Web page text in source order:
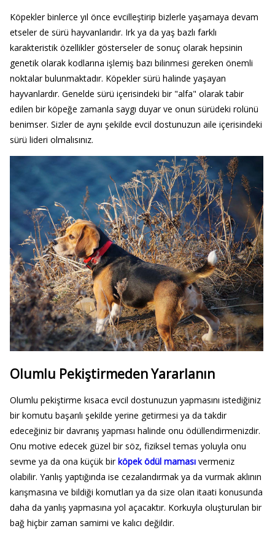
Köpekler binlerce yıl önce evcilleştirip bizlerle yaşamaya devam
etseler de sürü hayvanlarıdır. Irk ya da yaş bazlı farklı
karakteristik özellikler gösterseler de sonuç olarak hepsinin
genetik olarak kodlarına işlemiş bazı bilinmesi gereken önemli
noktalar bulunmaktadır. Köpekler sürü halinde yaşayan
hayvanlardır. Genelde sürü içerisindeki bir "alfa" olarak tabir
edilen bir köpeğe zamanla saygı duyar ve onun sürüdeki rolünü
benimser. Sizler de aynı şekilde evcil dostunuzun aile içerisindeki
sürü lideri olmalısınız.
Olumlu Pekiştirmeden Yararlanın
Olumlu pekiştirme kısaca evcil dostunuzun yapmasını istediğiniz
bir komutu başarılı şekilde yerine getirmesi ya da takdir
edeceğiniz bir davranış yapması halinde onu ödüllendirmenizdir.
Onu motive edecek güzel bir söz, fiziksel temas yoluyla onu
sevme ya da ona küçük birköpek ödül mamasıvermeniz
olabilir. Yanlış yaptığında ise cezalandırmak ya da vurmak aklının
karışmasına ve bildiği komutları ya da size olan itaati konusunda
daha da yanlış yapmasına yol açacaktır. Korkuyla oluşturulan bir
bağ hiçbir zaman samimi ve kalıcı değildir.